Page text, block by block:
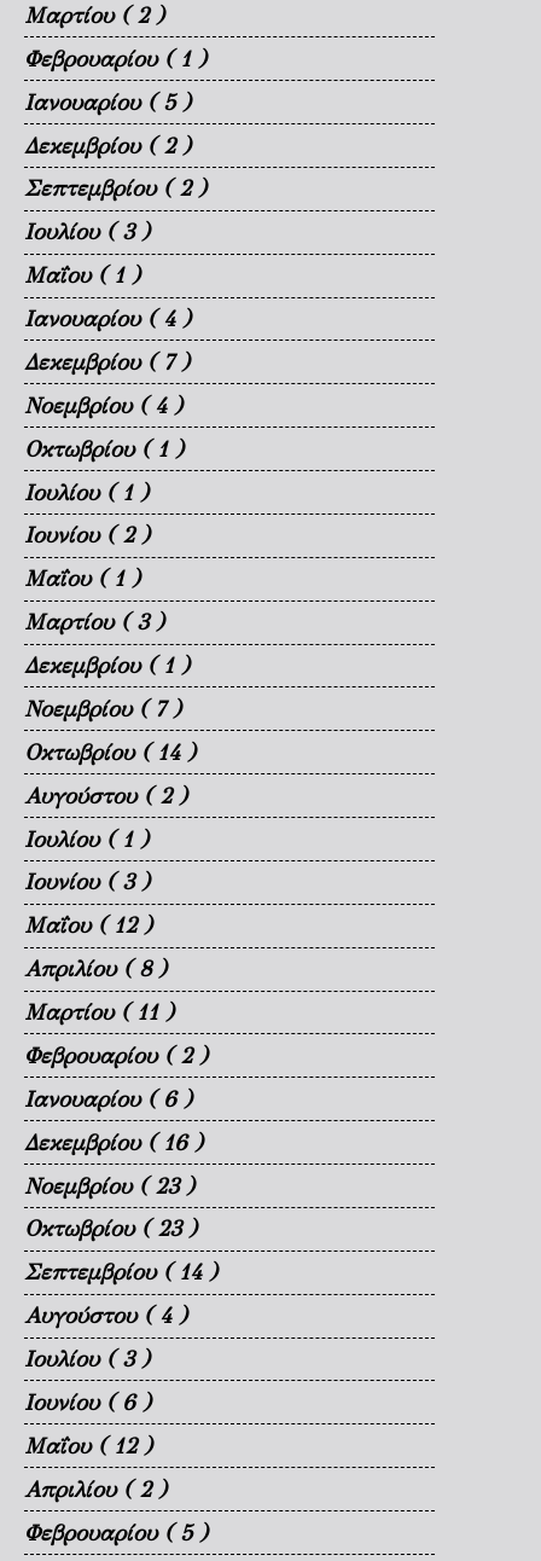
Μαρτίου ( 2 )
Φεβρουαρίου ( 1 )
Ιανουαρίου ( 5 )
Δεκεμβρίου ( 2 )
Σεπτεμβρίου ( 2 )
Ιουλίου ( 3 )
Μαΐου ( 1 )
Ιανουαρίου ( 4 )
Δεκεμβρίου ( 7 )
Νοεμβρίου ( 4 )
Οκτωβρίου ( 1 )
Ιουλίου ( 1 )
Ιουνίου ( 2 )
Μαΐου ( 1 )
Μαρτίου ( 3 )
Δεκεμβρίου ( 1 )
Νοεμβρίου ( 7 )
Οκτωβρίου ( 14 )
Αυγούστου ( 2 )
Ιουλίου ( 1 )
Ιουνίου ( 3 )
Μαΐου ( 12 )
Απριλίου ( 8 )
Μαρτίου ( 11 )
Φεβρουαρίου ( 2 )
Ιανουαρίου ( 6 )
Δεκεμβρίου ( 16 )
Νοεμβρίου ( 23 )
Οκτωβρίου ( 23 )
Σεπτεμβρίου ( 14 )
Αυγούστου ( 4 )
Ιουλίου ( 3 )
Ιουνίου ( 6 )
Μαΐου ( 12 )
Απριλίου ( 2 )
Φεβρουαρίου ( 5 )